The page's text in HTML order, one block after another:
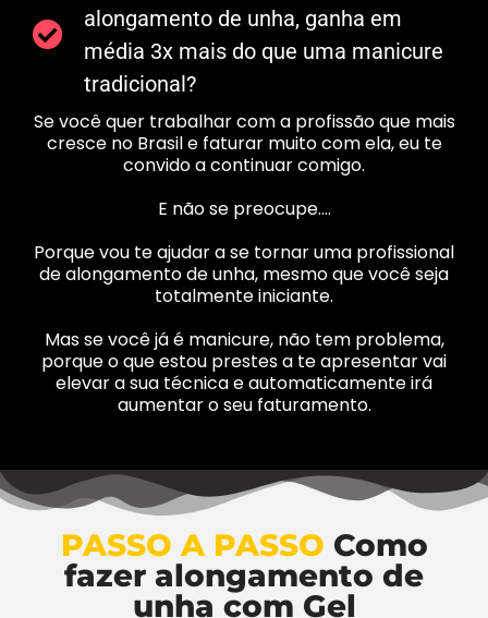
alongamento de unha, ganha em
média 3x mais do que uma manicure
tradicional?
Se você quer trabalhar com a profissão que mais
cresce no Brasil e faturar muito com ela, eu te
convido a continuar comigo.
E não se preocupe….
Porque vou te ajudar a se tornar uma profissional
de alongamento de unha, mesmo que você seja
totalmente iniciante.
Mas se você já é manicure, não tem problema,
porque o que estou prestes a te apresentar vai
elevar a sua técnica e automaticamente irá
aumentar o seu faturamento.
PASSO A PASSO Como
fazer alongamento de
unha com Gel